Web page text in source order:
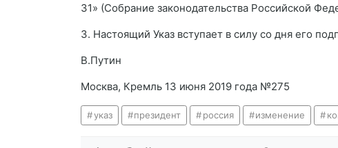
31» (Собрание законодательства Российской
3. Настоящий Указ вступает в силу со дня его
В.Путин
Москва, Кремль 13 июня 2019 года №275
указ президент россия изменение